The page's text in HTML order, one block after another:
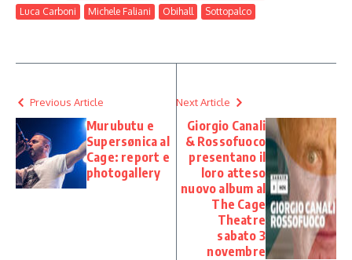
Luca Carboni
Michele Faliani Obihall Sottopalco
Previous Article
Murubutu e
Supersønica al
Cage: report e
photogallery
Next Article
Giorgio Canali
& Rossofuoco
presentano il
loro atteso
nuovo album al
The Cage
Theatre
sabato 3
novembre